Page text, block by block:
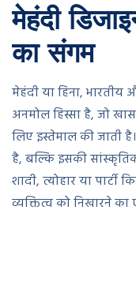
मेहंदी
का संगम
मेहंदी या हिना,
अनमोल हिस्सा है, जो
लिए इस्तेमाल की जाती
है, बल्कि इसकी
शादी, त्योहार या
व्यक्तित्व को निखारने